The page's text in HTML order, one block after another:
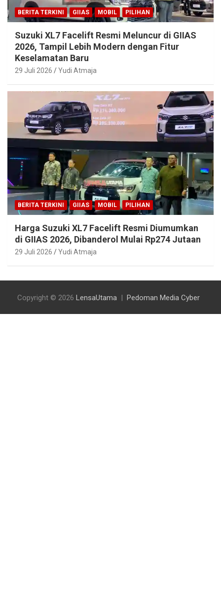
BERITA TERKINI GIIAS MOBIL PILIHAN
Suzuki XL7 Facelift Resmi Meluncur di GIIAS
2026, Tampil Lebih Modern dengan Fitur
Keselamatan Baru
29 Juli 2026 Yudi Atmaja
BERITA TERKINI GIIAS MOBIL PILIHAN
Harga Suzuki XL7 Facelift Resmi Diumumkan
di GIIAS 2026, Dibanderol Mulai Rp274 Jutaan
29 Juli 2026 Yudi Atmaja
Copyright © 2026 LensaUtama Pedoman Media Cyber